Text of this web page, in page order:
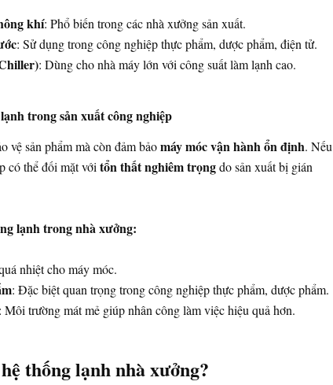
khí: Phổ biến trong các nhà xưởng sản xuất.
: Sử dụng trong công nghiệp thực phẩm, dược phẩm, điện tử.
: Dùng cho nhà máy lớn với công suất làm lạnh cao.
trong sản xuất công nghiệp
vệ sản phẩm mà còn đảm bảomáy móc vận hành ổn định. Nếu
có thể đối mặt vớitổn thất nghiêm trọngdo sản xuất bị gián
lạnh trong nhà xưởng:
nhiệt cho máy móc.
: Đặc biệt quan trọng trong công nghiệp thực phẩm, dược phẩm.
Môi trường mát mẻ giúp nhân công làm việc hiệu quả hơn.
thống lạnh nhà xưởng?